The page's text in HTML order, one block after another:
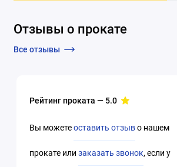
Отзывы о прокате
Все отзывы
Рейтинг проката — 5.0
Вы можетеоставить отзыво нашем
прокате илизаказать звонок, если у